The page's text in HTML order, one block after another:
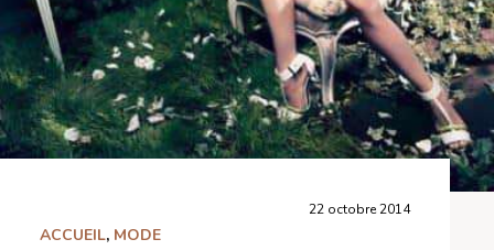
22 octobre 2014
ACCUEIL, MODE